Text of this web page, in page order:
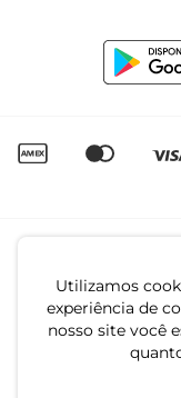
Utilizamos
experiência de
nosso site você
Canal de Denúncias
Igualdade Salarial